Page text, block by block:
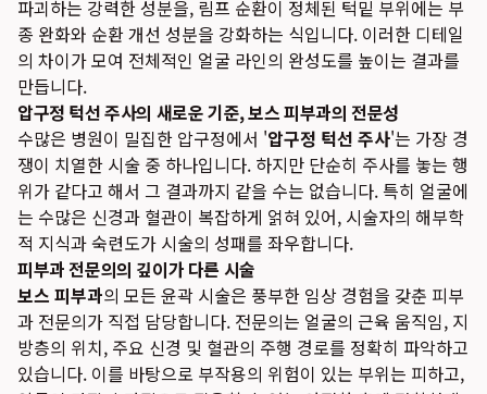
파괴하는 강력한 성분을, 림프 순환이 정체된 턱밑 부위에는 부
종 완화와 순환 개선 성분을 강화하는 식입니다. 이러한 디테일
의 차이가 모여 전체적인 얼굴 라인의 완성도를 높이는 결과를
만듭니다.
압구정 턱선 주사의 새로운 기준, 보스 피부과의 전문성
수많은 병원이 밀집한 압구정에서 '압구정 턱선 주사'는 가장 경
쟁이 치열한 시술 중 하나입니다. 하지만 단순히 주사를 놓는 행
위가 같다고 해서 그 결과까지 같을 수는 없습니다. 특히 얼굴에
는 수많은 신경과 혈관이 복잡하게 얽혀 있어, 시술자의 해부학
적 지식과 숙련도가 시술의 성패를 좌우합니다.
피부과 전문의의 깊이가 다른 시술
보스 피부과의 모든 윤곽 시술은 풍부한 임상 경험을 갖춘 피부
과 전문의가 직접 담당합니다. 전문의는 얼굴의 근육 움직임, 지
방층의 위치, 주요 신경 및 혈관의 주행 경로를 정확히 파악하고
있습니다. 이를 바탕으로 부작용의 위험이 있는 부위는 피하고,